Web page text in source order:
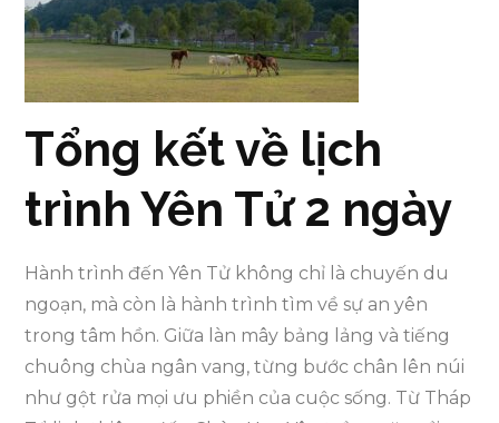
Tổng kết về lịch
trình Yên Tử 2 ngày
Hành trình đến Yên Tử không chỉ là chuyến du
ngoạn, mà còn là hành trình tìm về sự an yên
trong tâm hồn. Giữa làn mây bảng lảng và tiếng
chuông chùa ngân vang, từng bước chân lên núi
như gột rửa mọi ưu phiền của cuộc sống. Từ Tháp